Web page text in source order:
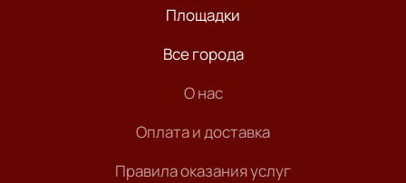
Площадки
Все города
О нас
Оплата и доставка
Правила оказания услуг